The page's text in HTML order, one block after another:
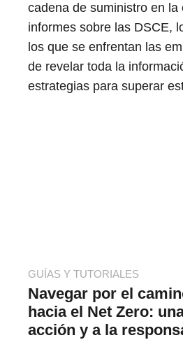
cadena de suministro en la
informes sobre las DSCE,
los que se enfrentan las
de revelar toda la
estrategias para superar
GUÍAS Y TUTORIALES
Navegar por el
hacia el Net Zero:
acción y a la